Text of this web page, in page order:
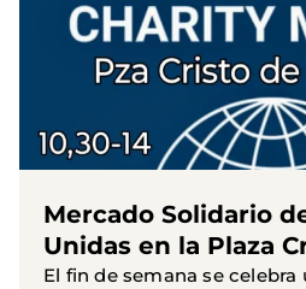
Mercado Solidario
Unidas en la Plaza
El fin de semana se